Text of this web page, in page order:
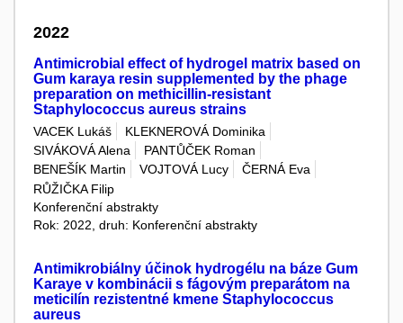
2022
Antimicrobial effect of hydrogel matrix based on
Gum karaya resin supplemented by the phage
preparation on methicillin-resistant
Staphylococcus aureus strains
VACEK Lukáš
KLEKNEROVÁ Dominika
SIVÁKOVÁ Alena
PANTŮČEK Roman
BENEŠÍK Martin
VOJTOVÁ Lucy
ČERNÁ Eva
RŮŽIČKA Filip
Konferenční abstrakty
Rok: 2022, druh: Konferenční abstrakty
Antimikrobiálny účinok hydrogélu na báze Gum
Karaye v kombinácii s fágovým preparátom na
meticilín rezistentné kmene Staphylococcus
aureus